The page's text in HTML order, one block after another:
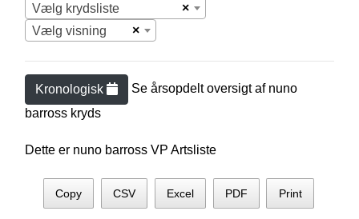
×
Vælg krydsliste
×
Vælg visning
Kronologisk Se årsopdelt oversigt af nuno
barross kryds
Dette er nuno barross VP Artsliste
Copy CSV Excel PDF Print